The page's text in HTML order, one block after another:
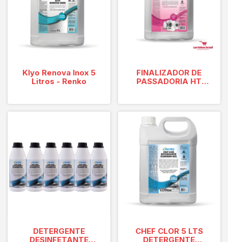
Klyo Renova Inox 5
Litros - Renko
FINALIZADOR DE
PASSADORIA HT
DETERGENTE
DESINFETANTE
CHEF CLOR 5 LTS
DETERGENTE